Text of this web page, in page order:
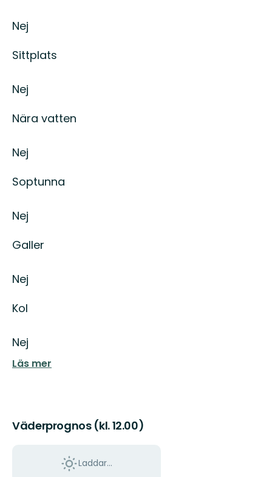
Nej
Sittplats
Nej
Nära vatten
Nej
Soptunna
Nej
Galler
Nej
Kol
Nej
Läs mer
Väderprognos (kl. 12.00)
Laddar...